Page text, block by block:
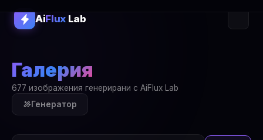
AiFluxLab
Галерия
677 изображения генерирани с AiFlux Lab
Генератор